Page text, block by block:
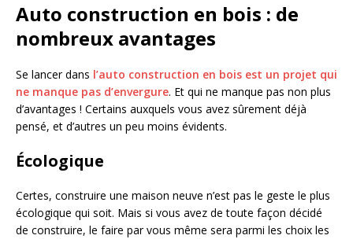
Auto construction en bois : de
nombreux avantages
Se lancer dans l’auto construction en bois est un projet qui
ne manque pas d’envergure. Et qui ne manque pas non plus
d’avantages ! Certains auxquels vous avez sûrement déjà
pensé, et d’autres un peu moins évidents.
Écologique
Certes, construire une maison neuve n’est pas le geste le plus
écologique qui soit. Mais si vous avez de toute façon décidé
de construire, le faire par vous même sera parmi les choix les